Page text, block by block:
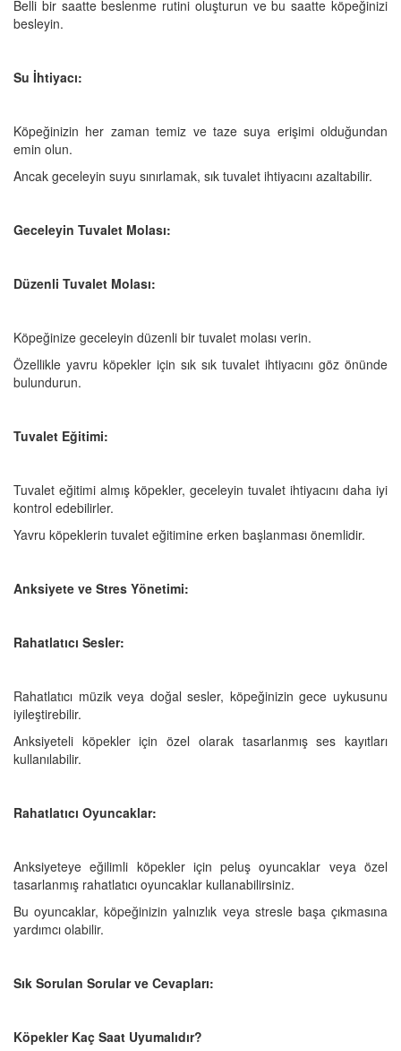
Belli bir saatte beslenme rutini oluşturun ve bu saatte köpeğinizi
besleyin.
Su İhtiyacı:
Köpeğinizin her zaman temiz ve taze suya erişimi olduğundan
emin olun.
Ancak geceleyin suyu sınırlamak, sık tuvalet ihtiyacını azaltabilir.
Geceleyin Tuvalet Molası:
Düzenli Tuvalet Molası:
Köpeğinize geceleyin düzenli bir tuvalet molası verin.
Özellikle yavru köpekler için sık sık tuvalet ihtiyacını göz önünde
bulundurun.
Tuvalet Eğitimi:
Tuvalet eğitimi almış köpekler, geceleyin tuvalet ihtiyacını daha iyi
kontrol edebilirler.
Yavru köpeklerin tuvalet eğitimine erken başlanması önemlidir.
Anksiyete ve Stres Yönetimi:
Rahatlatıcı Sesler:
Rahatlatıcı müzik veya doğal sesler, köpeğinizin gece uykusunu
iyileştirebilir.
Anksiyeteli köpekler için özel olarak tasarlanmış ses kayıtları
kullanılabilir.
Rahatlatıcı Oyuncaklar:
Anksiyeteye eğilimli köpekler için peluş oyuncaklar veya özel
tasarlanmış rahatlatıcı oyuncaklar kullanabilirsiniz.
Bu oyuncaklar, köpeğinizin yalnızlık veya stresle başa çıkmasına
yardımcı olabilir.
Sık Sorulan Sorular ve Cevapları:
Köpekler Kaç Saat Uyumalıdır?